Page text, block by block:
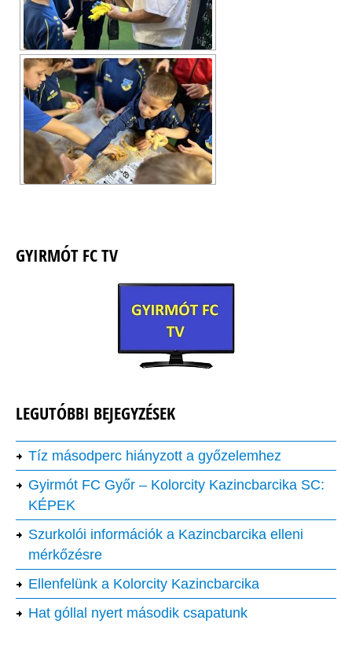
GYIRMÓT FC TV
LEGUTÓBBI BEJEGYZÉSEK
Tíz másodperc hiányzott a győzelemhez
Gyirmót FC Győr – Kolorcity Kazincbarcika SC:
KÉPEK
Szurkolói információk a Kazincbarcika elleni
mérkőzésre
Ellenfelünk a Kolorcity Kazincbarcika
Hat góllal nyert második csapatunk